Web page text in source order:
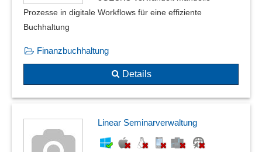
Splittbuchungen
Stornobuchungen
Stornogebühren
Validitätsprüfungen
Verrechnungskonto
Prozesse in digitale Workflows für eine effiziente
Buchhaltung
Finanzbuchhaltung
Details
Linear Seminarverwaltung